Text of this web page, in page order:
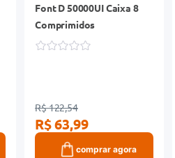
Font D 50000UI Caixa 8
Comprimidos
R$ 122,54
R$ 63,99
comprar agora